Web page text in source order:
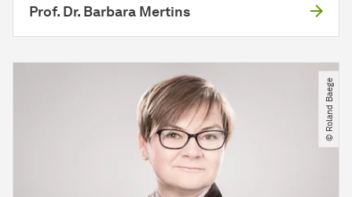
Prof. Dr. Barbara Mertins
© Roland Baege